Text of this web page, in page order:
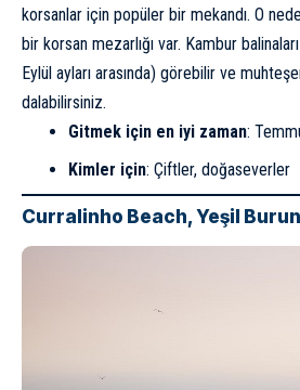
korsanlar için popüler bir mekandı. O
bir korsan mezarlığı var. Kambur
Eylül ayları arasında) görebilir ve
dalabilirsiniz.
Gitmek için en iyi zaman:
Kimler için: Çiftler, doğaseverler
Curralinho Beach, Yeşil